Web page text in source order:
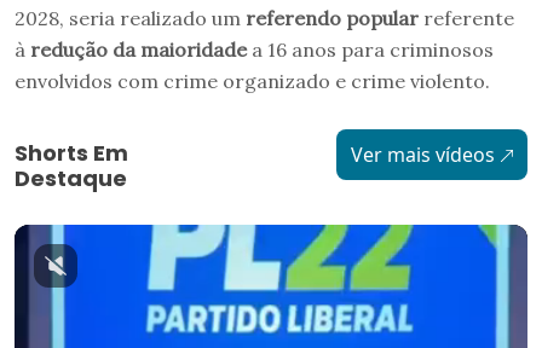
2028, seria realizado um referendo popular referente
à redução da maioridadea 16 anos para criminosos
envolvidos com crime organizado e crime violento.
Shorts Em
Destaque
Ver mais vídeos